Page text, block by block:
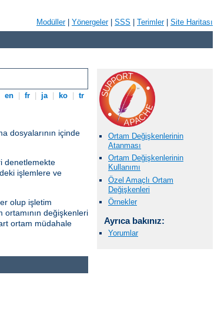
Modüller| Yönergeler| SSS Terimler| Site Haritası
en fr ja ko tr
dosyalarının içinde
denetlemekte
işlemlere ve
olup işletim
değişkenleri
ortam müdahale
Ortam Değişkenlerinin
Atanması
Ortam Değişkenlerinin
Kullanımı
Özel Amaçlı Ortam
Değişkenleri
Örnekler
Ayrıca bakınız:
Yorumlar